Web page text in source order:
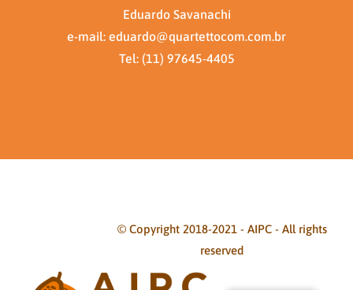
Eduardo Savanachi
e-mail: eduardo@quartettocom.com.br
Tel: (11) 97645-4405
© Copyright 2018-2021 - AIPC - All rights
reserved
Facebook